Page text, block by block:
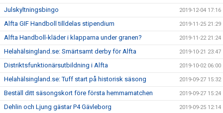
Julskyltningsbingo 2019-12-04 17:16
Alfta GIF Handboll tilldelas stipendium 2019-11-25 21:29
Alfta Handboll-kläder i klapparna under granen? 2019-11-22 21:24
Helahälsingland.se: Smärtsamt derby för Alfta 2019-10-21 23:47
Distriktsfunktionärsutbildning i Alfta 2019-10-02 06:00
Helahälsingland.se: Tuff start på historisk säsong 2019-09-27 15:32
Beställ ditt säsongskort före första hemmamatchen 2019-09-27 15:24
Dehlin och Ljung gästar P4 Gävleborg 2019-09-25 12:14